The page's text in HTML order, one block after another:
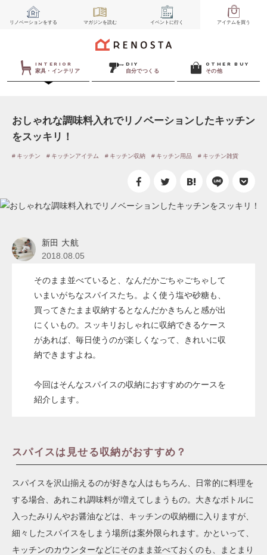
リノベーションをする マガジンを読む イベント に行く アイテムを買う
INTERIOR
家具・インテリア
DIY
自分でつくる
OTHER BUY
その他
おしゃれな調味料入れでリノベーションしたキッチン
をスッキリ！
キッチン キッチンアイテム キッチン収納 キッチン用品 キッチン雑貨
新田 大航
2018.08.05
そのまま並べていると、なんだかごちゃごちゃして
いまいがちなスパイスたち。よく使う塩や砂糖も、
買ってきたまま収納するとなんだかきちんと感が出
にくいもの。スッキリおしゃれに収納できるケース
があれば、毎日使うのが楽しくなって、きれいに収
納できますよね。
今回はそんなスパイスの収納におすすめのケースを
紹介します。
スパイスは見せる収納がおすすめ？
スパイスを沢山揃えるのが好きな人はもちろん、日常的に料理を
する場合、あれこれ調味料が増えてしまうもの。大きなボトルに
入ったみりんやお醤油などは、キッチンの収納棚に入りますが、
細々したスパイスをしまう場所は案外限られます。かといって、
キッチンのカウンターなどにそのまま並べておくのも、まとまり